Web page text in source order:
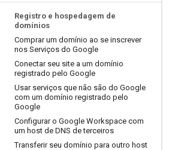
Registro e hospedagem de
domínios
Comprar um domínio ao se inscrever
nos Serviços do Google
Conectar seu site a um domínio
registrado pelo Google
Usar serviços que não são do Google
com um domínio registrado pelo
Google
Configurar o Google Workspace com
um host de DNS de terceiros
Transferir seu domínio para outro host